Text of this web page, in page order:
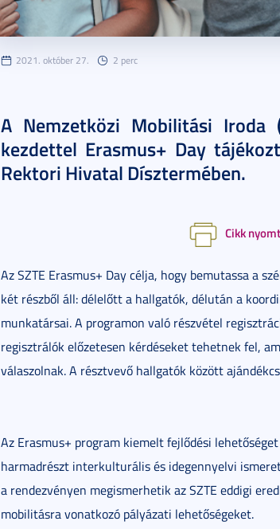
2021. október 27. 2 perc
A Nemzetközi Mobilitási
kezdettel Erasmus+ Day
Rektori Hivatal Dísztermében.
Cikk
Az SZTE Erasmus+ Day célja, hogy bemutassa a
két részből áll: délelőtt a hallgatók, délután a
munkatársai. A programon való részvétel
regisztrálók előzetesen kérdéseket tehetnek fel,
válaszolnak. A résztvevő hallgatók között
Az Erasmus+ program kiemelt fejlődési
harmadrészt interkulturális és idegennyelvi
a rendezvényen megismerhetik az SZTE eddigi
mobilitásra vonatkozó pályázati lehetőségeket.